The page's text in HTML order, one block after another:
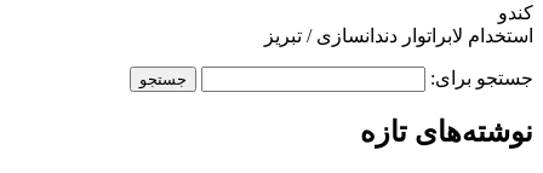
کندو
استخدام لابراتوار دندانسازی / تبریز
جستجو برای:
نوشته‌های تازه